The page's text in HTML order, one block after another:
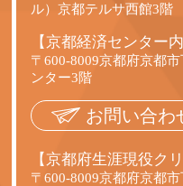
ル）京都テルサ西館3階
【京都経済センター内
〒600-8009京都府京都
ンター3階
お問い合わ
【京都府生涯現役ク
〒600-8009京都府京都